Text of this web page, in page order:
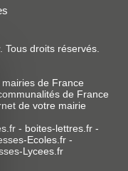
. Tous droits réservés.
mairies de France
de France
de votre mairie
- boites-lettres.fr-
Ecoles.fr -
Lycees.fr